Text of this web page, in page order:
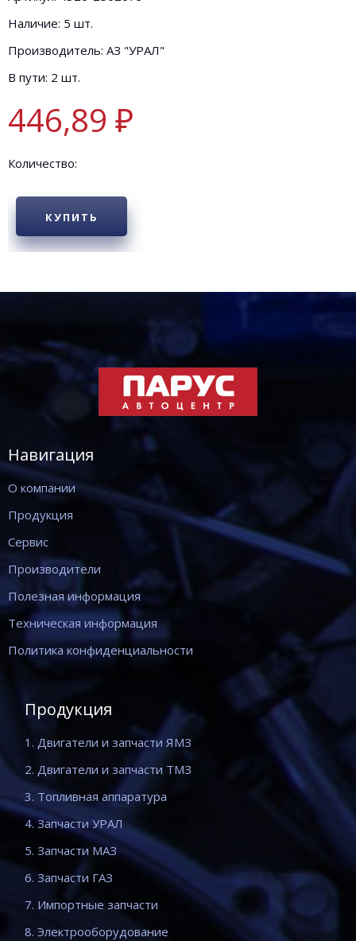
Наличие: 5 шт.
Производитель: АЗ "УРАЛ"
В пути: 2 шт.
446,89 ₽
Количество:
КУПИТЬ
Навигация
О компании
Продукция
Сервис
Производители
Полезная информация
Техническая информация
Политика конфиденциальности
Продукция
1. Двигатели и запчасти ЯМЗ
2. Двигатели и запчасти ТМЗ
3. Топливная аппаратура
4. Запчасти УРАЛ
5. Запчасти МАЗ
6. Запчасти ГАЗ
7. Импортные запчасти
8. Электрооборудование